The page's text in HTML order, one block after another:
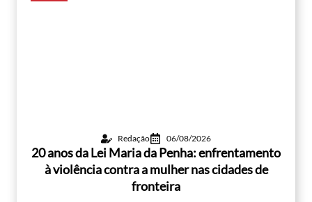
Redação 06/08/2026
20 anos da Lei Maria da Penha: enfrentamento
à violência contra a mulher nas cidades de
fronteira